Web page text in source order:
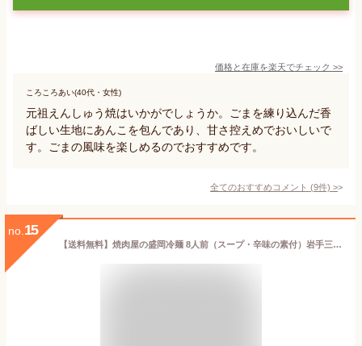
価格と在庫を楽天でチェック >>
ころころあい(40代・女性)
元祖えんしゅう焼はいかがでしょうか。ごまを練り込んだ香
ばしい生地にあんこを包んであり、甘さ控えめでおいしいで
す。ごまの風味を楽しめるのでおすすめです。
全てのおすすめコメント (9件) >
no. 15
【送料無料】焼肉屋の盛岡冷麺 8人前（スープ・辛味の素付）岩手三大麺の一つ「盛岡冷麺」小山製麺 岩手 お土産